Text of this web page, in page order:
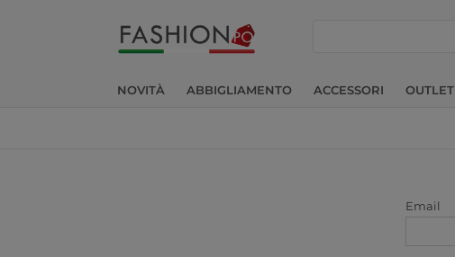
NOVITÀ ABBIGLIAMENTO ACCESSORI OUTLET
Email